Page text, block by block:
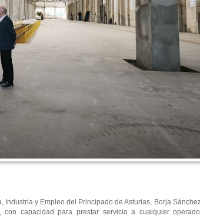
y Empleo del Principado de Asturias, Borja
capacidad para prestar servicio a cualquier